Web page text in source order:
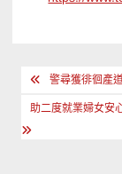
文
章
導
警尋獲徘徊產
助二度就業婦女安